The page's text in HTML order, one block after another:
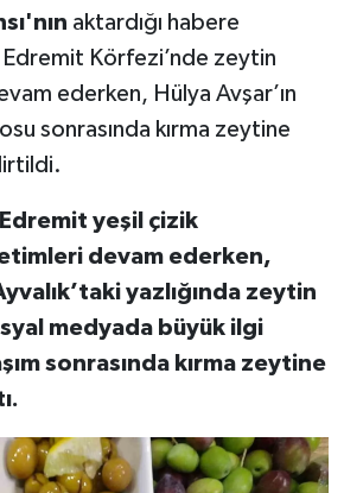
aktardığı habere
Edremit Körfezi’nde zeytin
ederken, Hülya Avşar’ın
sonrasında kırma zeytine
yeşil çizik
devam ederken,
yazlığında zeytin
medyada büyük ilgi
sonrasında kırma zeytine